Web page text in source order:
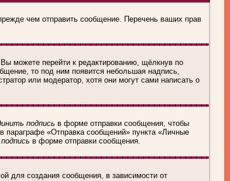
чем отправить сообщение. Перечень ваших прав
можете перейти к редактированию, щёлкнув по
то под ним появится небольшая надпись,
или модератор, хотя они могут сами написать о
подпись в форме отправки сообщения, чтобы
«Отправка сообщений» пункта «Личные
в форме отправки сообщения.
для создания сообщения, в зависимости от